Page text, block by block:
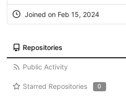
Joined on Feb 15, 2024
Repositories
Public Activity
Starred Repositories 0